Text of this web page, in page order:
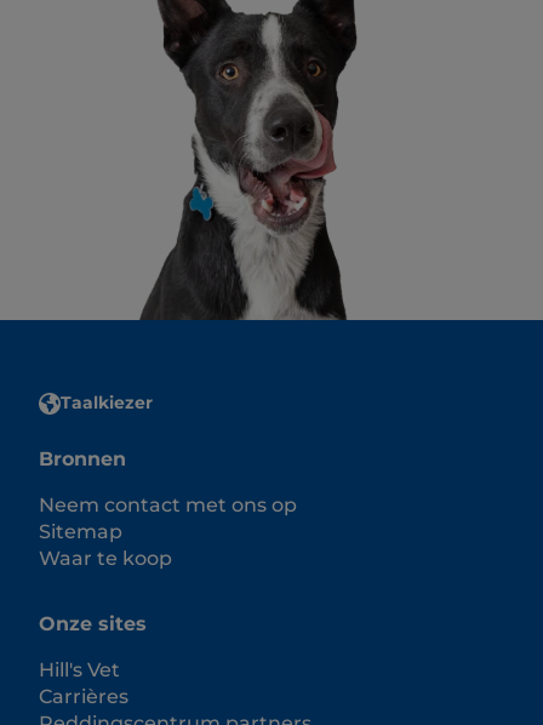
Taalkiezer
Bronnen
Neem contact met ons op
Sitemap
Waar te koop
Onze sites
Hill's Vet
Carrières